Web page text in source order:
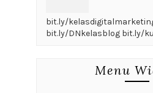
bit.ly/
bit.ly/DNkelasblog bit.ly/
Menu